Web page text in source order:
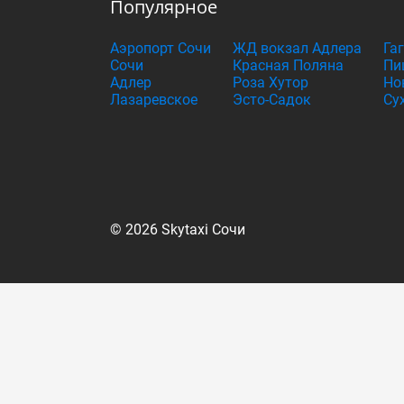
Популярное
Аэропорт Сочи
Сочи
Адлер
Лазаревское
ЖД вокзал Адлера
Красная Поляна
Роза Хутор
Эсто-Садок
© 2026 Skytaxi Сочи